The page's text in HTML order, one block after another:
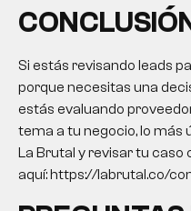
Si estás revisando leads
porque necesitas una
estás evaluando
tema a tu negocio, lo más
La Brutal y revisar tu
aquí: https://labrutal.co/